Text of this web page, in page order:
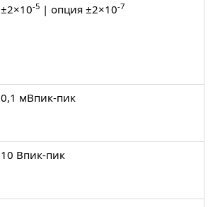
±2×10-5| опция ±2×10-7
0,1 мВпик-пик
10 Впик-пик